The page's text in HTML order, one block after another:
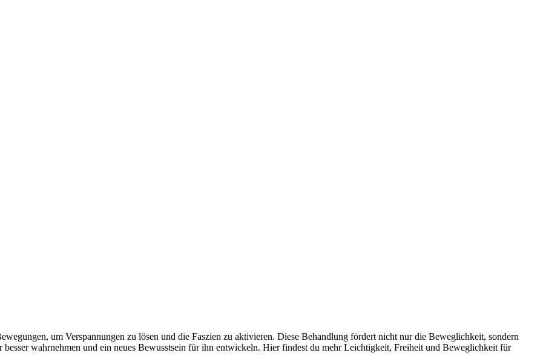
um Verspannungen zu lösen und die Faszien zu aktivieren. Diese Behandlung fördert nicht nur die Beweglichkeit, sondern
wahrnehmen und ein neues Bewusstsein für ihn entwickeln. Hier findest du mehr Leichtigkeit, Freiheit und Beweglichkeit für